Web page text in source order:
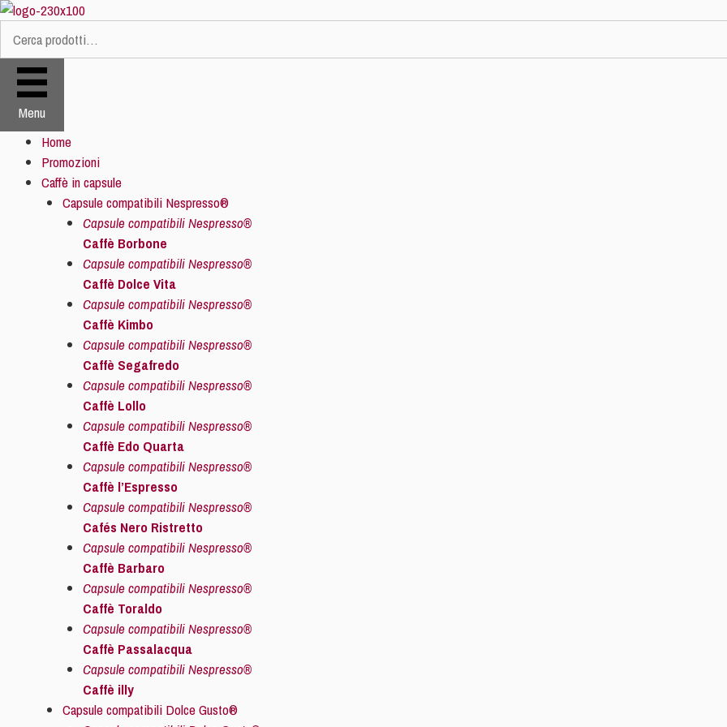
Vai
contenuto
Cerca:
Menu
Home
Promozioni
Caffè in capsule
Capsule compatibili Nespresso®
Capsule compatibili Nespresso®
Caffè Borbone
Capsule compatibili Nespresso®
Caffè Dolce Vita
Capsule compatibili Nespresso®
Caffè Kimbo
Capsule compatibili Nespresso®
Caffè Segafredo
Capsule compatibili Nespresso®
Caffè Lollo
Capsule compatibili Nespresso®
Caffè Edo Quarta
Capsule compatibili Nespresso®
Caffè l’Espresso
Capsule compatibili Nespresso®
Cafés Nero Ristretto
Capsule compatibili Nespresso®
Caffè Barbaro
Capsule compatibili Nespresso®
Caffè Toraldo
Capsule compatibili Nespresso®
Caffè Passalacqua
Capsule compatibili Nespresso®
Caffè illy
Capsule compatibili Dolce Gusto®